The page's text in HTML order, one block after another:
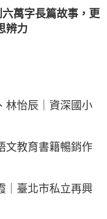
六萬字長篇故事，更
辨力
林怡辰｜資深國小
文教育書籍暢銷作
｜臺北市私立再興